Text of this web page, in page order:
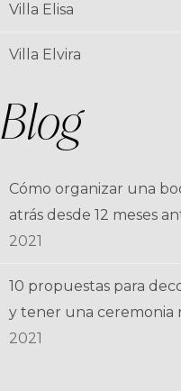
Villa Elisa
Villa Elvira
Blog
Cómo organizar una
atrás desde 12 meses
2021
10 propuestas para
y tener una ceremonia
2021